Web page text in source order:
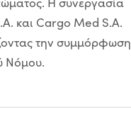
και Cargo Med S.A.
την συμμόρφωση
Νόμου.